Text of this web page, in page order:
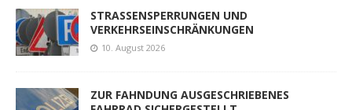
STRASSENSPERRUNGEN UND
VERKEHRSEINSCHRÄNKUNGEN
10. August 2026
ZUR FAHNDUNG AUSGESCHRIEBENES